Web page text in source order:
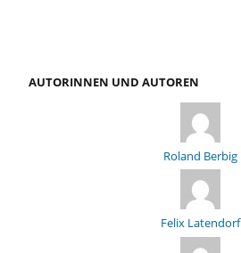
AUTORINNEN UND AUTOREN
Roland Berbig
Felix Latendorf